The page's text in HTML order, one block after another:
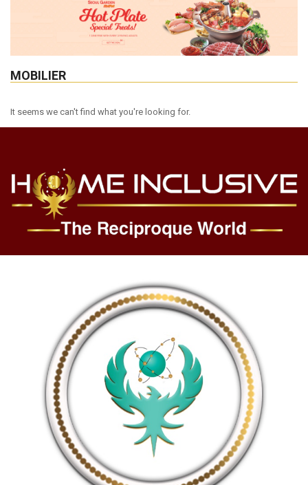
MOBILIER
It seems we can't find what you're looking for.